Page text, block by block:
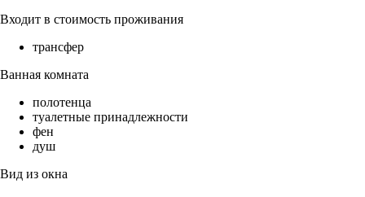
Входит в стоимость проживания
трансфер
Ванная комната
полотенца
туалетные принадлежности
фен
душ
Вид из окна